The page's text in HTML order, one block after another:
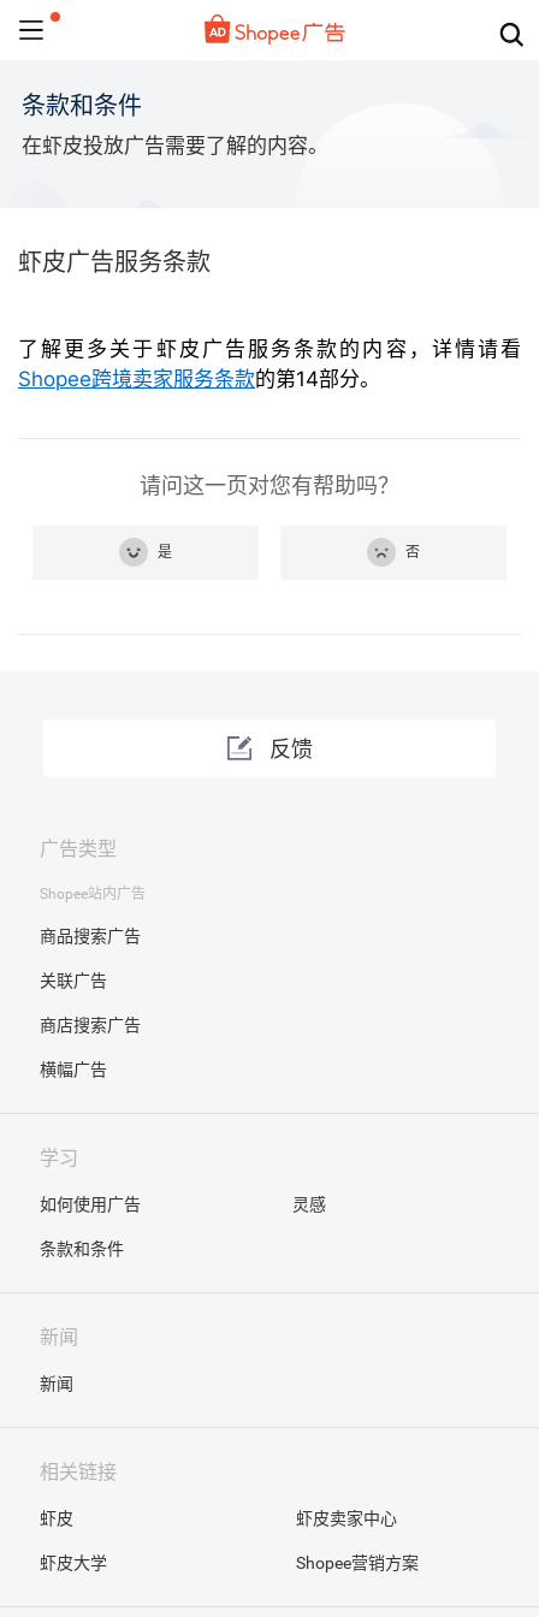
条款和条件
在虾皮投放广告需要了解的内容。
虾皮广告服务条款
了解更多关于虾皮广告服务条款的内容，详情请看
Shopee跨境卖家服务条款的第14部分。
请问这一页对您有帮助吗？
是 否
反馈
广告类型
Shopee站内广告
商品搜索广告
关联广告
商店搜索广告
横幅广告
学习
如何使用广告 灵感
条款和条件
新闻
新闻
相关链接
虾皮 虾皮卖家中心
虾皮大学 Shopee营销方案